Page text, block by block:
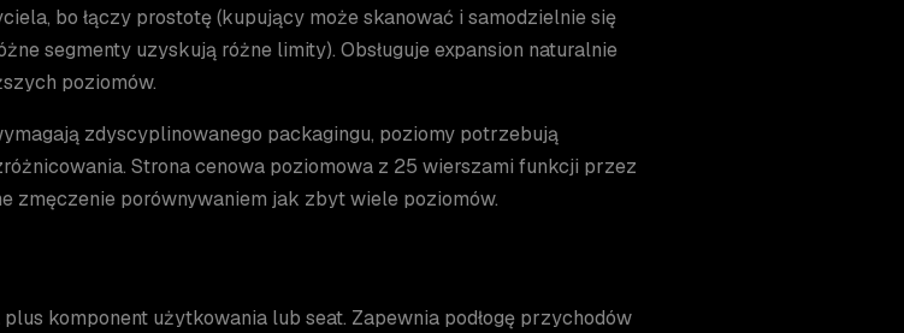
bo łączy prostotę (kupujący może skanować i samodzielnie się
segmenty uzyskują różne limity). Obsługuje expansion naturalnie
poziomów.
zdyscyplinowanego packagingu, poziomy potrzebują
Strona cenowa poziomowa z 25 wierszami funkcji przez
zmęczenie porównywaniem jak zbyt wiele poziomów.
komponent użytkowania lub seat. Zapewnia podłogę przychodów